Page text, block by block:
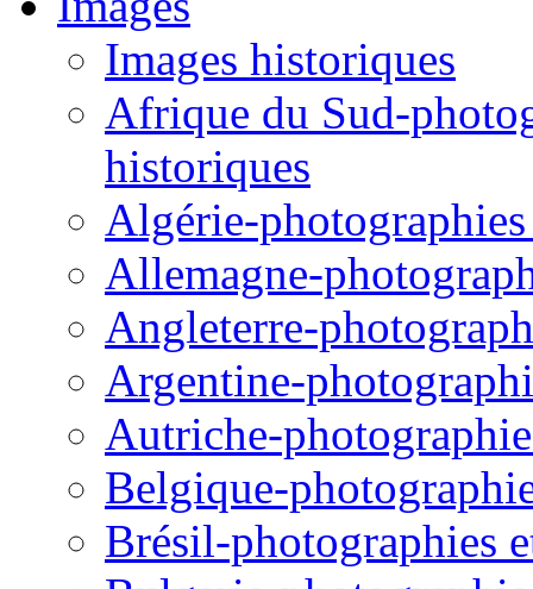
Images historiques
Afrique du Sud-
historiques
Algérie-
Allemagne-
Angleterre-
Argentine-
Autriche-
Belgique-
Brésil-photographies